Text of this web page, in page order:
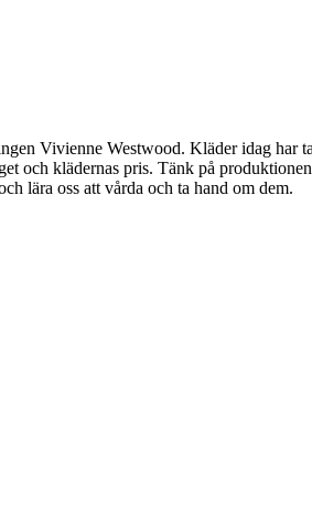
Vivienne Westwood. Kläder idag har
och klädernas pris. Tänk på
lära oss att vårda och ta hand om dem.